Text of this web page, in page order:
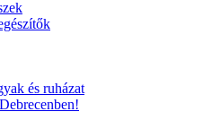
és ruházat